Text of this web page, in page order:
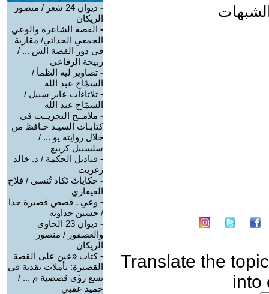
Translate the topic
into
-
ديوان 24 شعر / منصور
الريكان
- القصة الشاعرة والوعي
الجمعي الحداثي/ مقاربة
في دور القصة الش ... /
ربيحة الرفاعي
- تصاوير لية الظمأ /
السمّاح عبد الله
- ثلاثاءات عابر سبيل /
السمّاح عبد الله
- ملامــح التجريــب في
كتابـات السيـد حـافظ من
خلال روايته يو ... /
سلسبيل كريبع
- قناديل الحكمة / د. خالد
زغريت
- حكاياتْ تَكاد تُنسى / فلاح
العيفاري
- وعي ـ قصص قصيرة جدا
/ حسين جداونه
-
ديوان 23 الحاوي
والعصفور / منصور
الريكان
-كتاب «عين على القصة
القصيرة: تأملات نقدية في
تسع رؤى قصصية م ... /
حميد عقبي